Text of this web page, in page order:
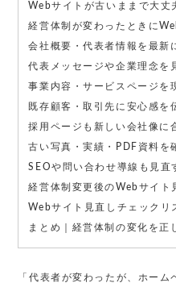
Webサイトが古いままで大丈
経営体制が変わったときに
会社概要・代表者情報を最新
代表メッセージや企業理念を
事業内容・サービスページを
既存顧客・取引先に安心感を
採用ページも新しい会社像に
古い写真・実績・PDF資料を
SEOや問い合わせ導線も見直
経営体制変更後のWebサイト
Webサイト見直しチェックリ
まとめ｜経営体制の変化を正
「代表者が変わったが、ホー